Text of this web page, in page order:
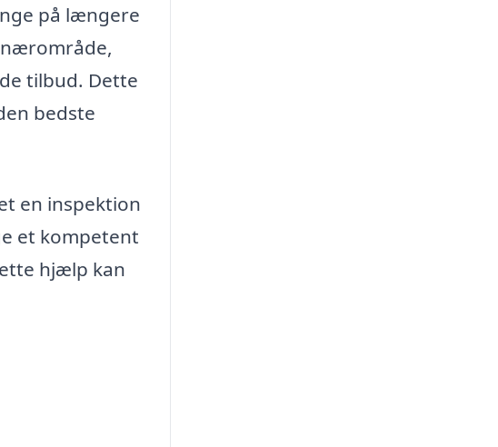
på længere
tilbud. Dette
bedste
en inspektion
et kompetent
hjælp kan